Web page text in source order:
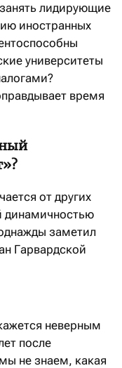
лидирующие
иностранных
университеты
время
от других
динамичностью
заметил
Гарвардской
неверным
после
не знаем, какая